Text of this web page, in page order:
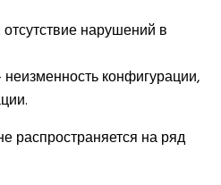
нарушений в
конфигурации,
распространяется на ряд